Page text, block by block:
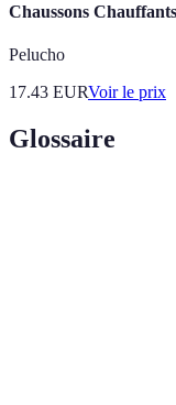
Chaussons
Pelucho
17.43 EURVoir le prix
Glossaire